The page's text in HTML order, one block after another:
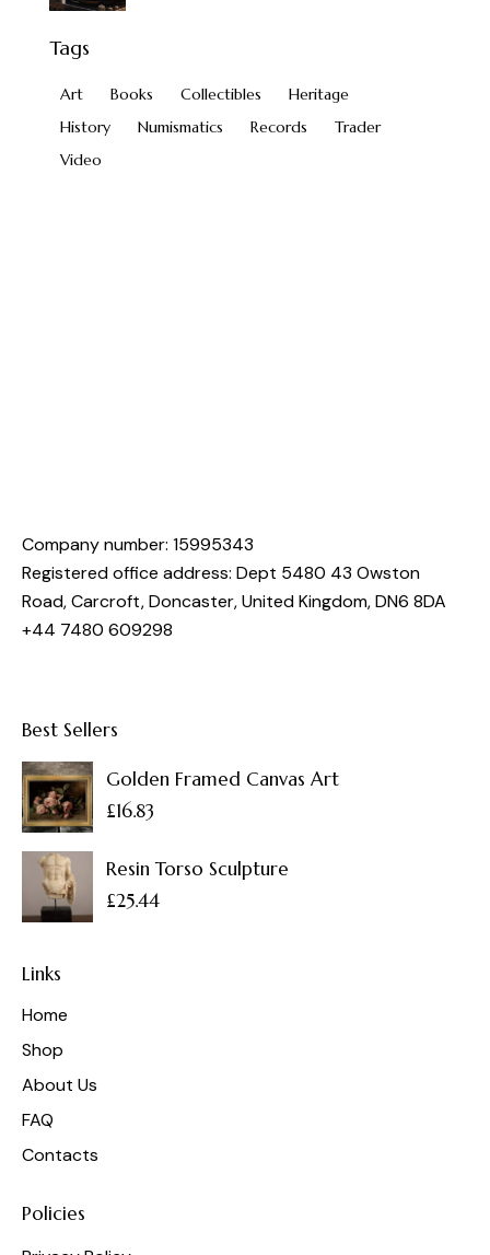
Tags
Art Books Collectibles
Heritage
History
Numismatics Records
Trader
Video
Company number: 15995343
Registered office address: Dept 5480 43 Owston
Road, Carcroft, Doncaster, United Kingdom, DN6 8DA
+44 7480 609298
Best Sellers
Golden Framed Canvas Art
£16.83
Resin Torso Sculpture
£25.44
Links
Home
Shop
About Us
FAQ
Contacts
Policies